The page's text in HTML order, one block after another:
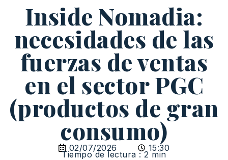
Inside Nomadia:
necesidades de las
fuerzas de ventas
en el sector PGC
(productos de gran
consumo)
02/07/2026 15:30
Tiempo de lectura : 2 min